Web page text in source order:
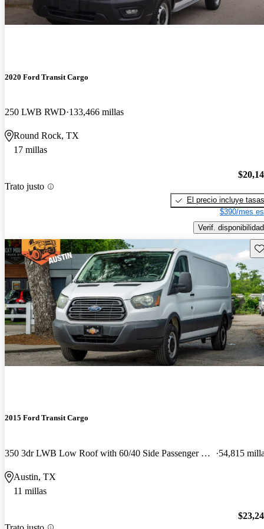
2020 Ford Transit Cargo
250 LWB RWD 133,466 millas
Round Rock, TX
17 millas
Trato justo
El precio incluye tasas
$390/mes
Verif. disponibilidad
2015 Ford Transit Cargo
350 3dr LWB Low Roof with 60/40 Side Passenger Doors 54,815
Austin, TX
11 millas